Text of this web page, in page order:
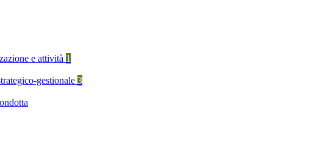
e attività 1
gestionale 3